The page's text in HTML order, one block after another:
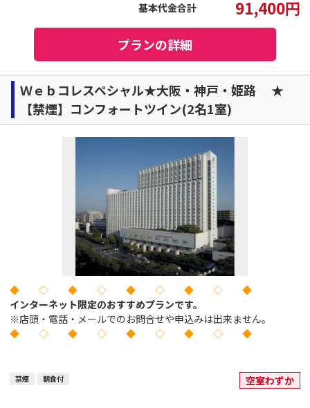
基本代金合計 91,400円
プランの詳細
Ｗｅｂコレスペシャル★大阪・神戸・姫路 ★
【禁煙】コンフォートツイン(2名1室)
◆ ◇ ◆ ◇ ◆ ◇ ◆ ◇ ◆
インターネット限定のおすすめプランです。
※店頭・電話・メールでのお問合せや申込みは出来ません。
◆ ◇ ◆ ◇ ◆ ◇ ◆ ◇ ◆
禁煙 朝食付 空室わずか